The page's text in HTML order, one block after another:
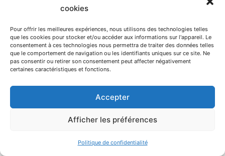
cookies
Pour offrir les meilleures expériences, nous utilisons des technologies telles
que les cookies pour stocker et/ou accéder aux informations sur l'appareil. Le
consentement à ces technologies nous permettra de traiter des données telles
que le comportement de navigation ou les identifiants uniques sur ce site. Ne
pas consentir ou retirer son consentement peut affecter négativement
certaines caractéristiques et fonctions.
Accepter
Afficher les préférences
Politique de confidentialité